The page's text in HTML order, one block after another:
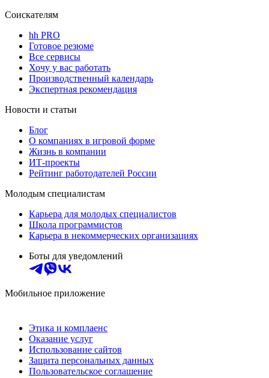
Соискателям
hh PRO
Готовое резюме
Все сервисы
Хочу у вас работать
Производственный календарь
Экспертная рекомендация
Новости и статьи
Блог
О компаниях в игровой форме
Жизнь в компании
ИТ-проекты
Рейтинг работодателей России
Молодым специалистам
Карьера для молодых специалистов
Школа программистов
Карьера в некоммерческих организациях
Боты для уведомлений
Мобильное приложение
Этика и комплаенс
Оказание услуг
Использование сайтов
Защита персональных данных
Пользовательское соглашение